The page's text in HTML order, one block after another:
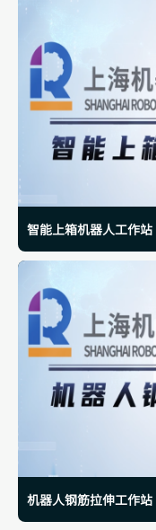
智能上箱机器人工作站
机器人钢筋拉伸工作站